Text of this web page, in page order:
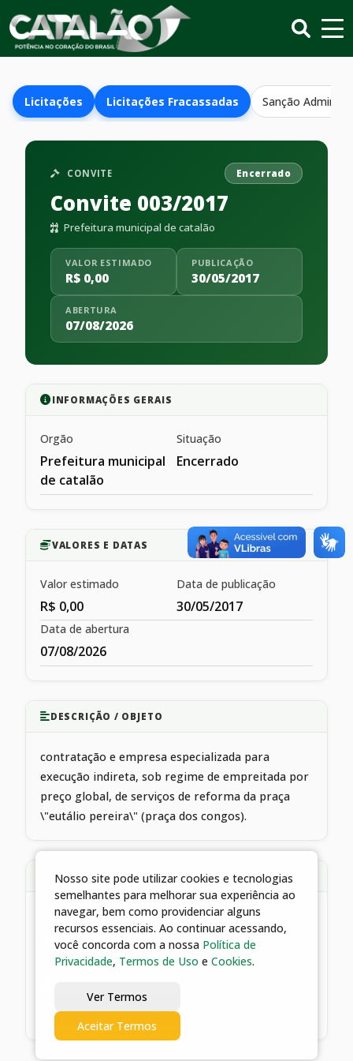
Licitações Licitações Fracassadas Sanção
CONVITE Encerrado
Convite 003/2017
Prefeitura municipal de catalão
VALOR ESTIMADO
R$ 0,00
PUBLICAÇÃO
30/05/2017
ABERTURA
07/08/2026
INFORMAÇÕES GERAIS
Orgão
Prefeitura municipal
de catalão
Situação
Encerrado
VALORES E DATAS
Valor estimado
R$ 0,00
Data de publicação
30/05/2017
Data de abertura
07/08/2026
DESCRIÇÃO / OBJETO
contratação e empresa especializada para
execução indireta, sob regime de empreitada por
preço global, de serviços de reforma da praça
\"eutálio pereira\" (praça dos congos).
ARQUIVOS ANEXOS
1 arquivos
02/12/2021 23:32 | EXTRATO DE CONTRATO
Baixar
Nosso site pode utilizar cookies e tecnologias
semelhantes para melhorar sua experiência ao
navegar, bem como providenciar alguns
recursos essenciais. Ao continuar acessando,
você concorda com a nossa Política de
Privacidade, Termos de Uso e Cookies.
Ver Termos
Aceitar Termos